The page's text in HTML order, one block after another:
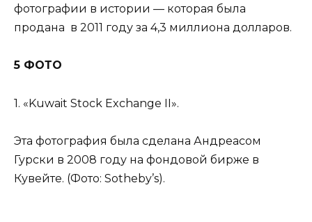
фотографии в истории — которая была
продана в 2011 году за 4,3 миллиона долларов.
5 ФОТО
1. «Kuwait Stock Exchange II».
Эта фотография была сделана Андреасом
Гурски в 2008 году на фондовой бирже в
Кувейте. (Фото: Sotheby’s).